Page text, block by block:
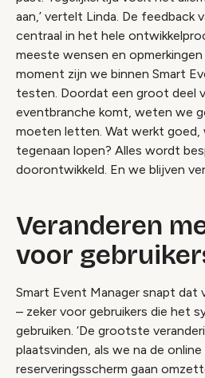
aan,’ vertelt Linda. De feedback
centraal in het hele
meeste wensen en
moment zijn we binnen Smart
testen. Doordat een groot deel
eventbranche komt, weten we
moeten letten. Wat werkt goed,
tegenaan lopen? Alles wordt
doorontwikkeld. En we blijven
Veranderen
voor
Smart Event Manager snapt dat
– zeker voor gebruikers die het
gebruiken. ‘De grootste
plaatsvinden, als we na de
reserveringsscherm gaan